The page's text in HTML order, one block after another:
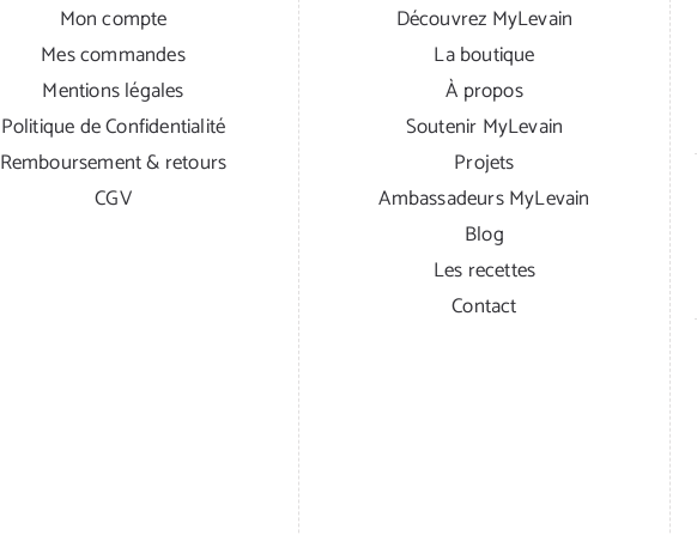
Mon compte
Mes commandes
Mentions légales
Politique de Confidentialité
Remboursement & retours
CGV
Découvrez MyLevain
La boutique
À propos
Soutenir MyLevain
Projets
Ambassadeurs MyLevain
Blog
Les recettes
Contact